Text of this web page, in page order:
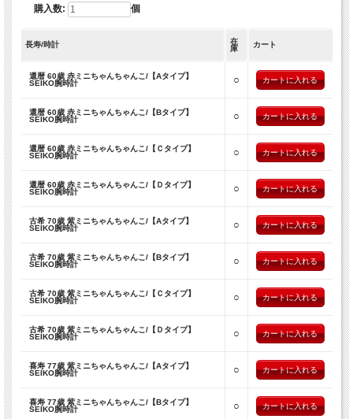
素 材
ケース ： ステンレス
風 防 ： ハードレッククリスタル
ＳＥＩＫＯ(セイコー)専用オリジナルボックス（＊ボックスの色目は写真と異なる
場合がございます）
＊環境問題への取り組みの一環として、ＳＥＩＫＯ腕時計の取扱説明書は電子化と
詳細は付属の保証書をご確認ください。
ブランド名:SEIKO
ムーブメント：
日本製クォーツムーブメント(7Ｔ92)
デイトカレンダー(日付)
裏蓋6点式スクリューバック
サイズ
ケース ： ベゼル直径：約36mm 厚さ：約10mm(リューズを除く)
重 量 ：約111g
素 材
ベルト ： ステンレス
風 防 ： ハードレッククリスタル
購入数: 個
長寿/時計
在
庫
カート
還暦 60歳 赤ミニちゃんちゃんこ/【Aタイプ】
SEIKO腕時計
○
還暦 60歳 赤ミニちゃんちゃんこ/【Bタイプ】
SEIKO腕時計
○
還暦 60歳 赤ミニちゃんちゃんこ/【Ｃタイプ】
SEIKO腕時計
○
還暦 60歳 赤ミニちゃんちゃんこ/【Ｄタイプ】
SEIKO腕時計
○
古希 70歳 紫ミニちゃんちゃんこ/【Aタイプ】
SEIKO腕時計
○
古希 70歳 紫ミニちゃんちゃんこ/【Bタイプ】
SEIKO腕時計
○
古希 70歳 紫ミニちゃんちゃんこ/【Ｃタイプ】
SEIKO腕時計
○
古希 70歳 紫ミニちゃんちゃんこ/【Ｄタイプ】
SEIKO腕時計
○
喜寿 77歳 紫ミニちゃんちゃんこ/【Aタイプ】
SEIKO腕時計
○
喜寿 77歳 紫ミニちゃんちゃんこ/【Bタイプ】
SEIKO腕時計
○